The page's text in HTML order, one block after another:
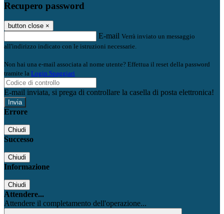
Recupero password
button close ×
E-mail Verrà inviato un messaggio
all'indirizzo indicato con le istruzioni necessarie.
Non hai una e-mail associata al nome utente? Effettua il reset della password
tramite la Login Spaggiari
E-mail inviata, si prega di controllare la casella di posta elettronica!
Errore
Chiudi
Successo
Chiudi
Informazione
Chiudi
Attendere...
Attendere il completamento dell'operazione...